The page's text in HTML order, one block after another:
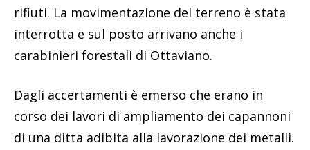
rifiuti. La movimentazione del terreno è stata
interrotta e sul posto arrivano anche i
carabinieri forestali di Ottaviano.
Dagli accertamenti è emerso che erano in
corso dei lavori di ampliamento dei capannoni
di una ditta adibita alla lavorazione dei metalli.